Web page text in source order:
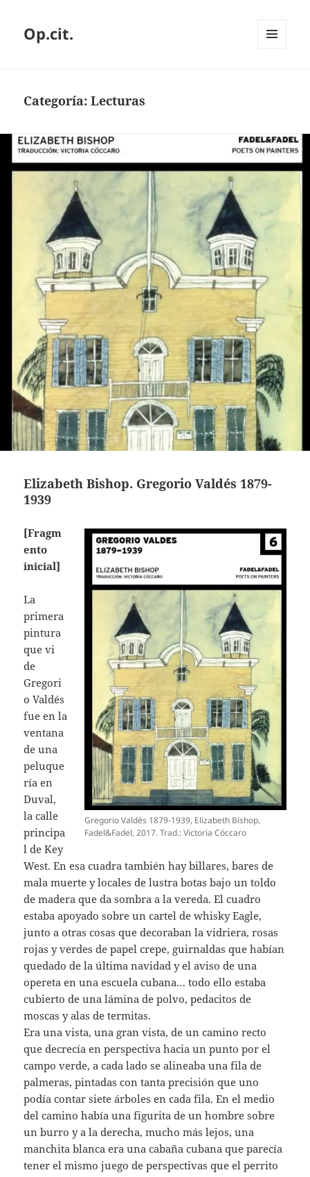
Op.cit.
Categoría:Lecturas
Elizabeth Bishop. Gregorio Valdés 1879-
1939
Gregorio Valdés 1879-1939, Elizabeth Bishop,
Fadel&Fadel, 2017. Trad.: Victoria Cóccaro
[Fragm
ento
inicial]
La
primera
pintura
que vi
de
Gregori
o Valdés
fue en la
ventana
de una
peluque
ría en
Duval,
la calle
principa
l de Key
West. En esa cuadra también hay billares, bares de
mala muerte y locales de lustra botas bajo un toldo
de madera que da sombra a la vereda. El cuadro
estaba apoyado sobre un cartel de whisky Eagle,
junto a otras cosas que decoraban la vidriera, rosas
rojas y verdes de papel crepe, guirnaldas que habían
quedado de la última navidad y el aviso de una
opereta en una escuela cubana… todo ello estaba
cubierto de una lámina de polvo, pedacitos de
moscas y alas de termitas.
Era una vista, una gran vista, de un camino recto
que decrecía en perspectiva hacia un punto por el
campo verde, a cada lado se alineaba una fila de
palmeras, pintadas con tanta precisión que uno
podía contar siete árboles en cada fila. En el medio
del camino había una figurita de un hombre sobre
un burro y a la derecha, mucho más lejos, una
manchita blanca era una cabaña cubana que parecía
tener el mismo juego de perspectivas que el perrito